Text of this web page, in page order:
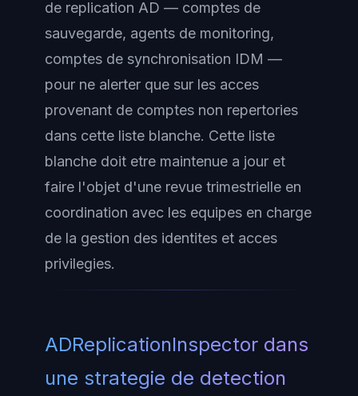
de replication AD — comptes de
sauvegarde, agents de monitoring,
comptes de synchronisation IDM —
pour ne alerter que sur les acces
provenant de comptes non repertories
dans cette liste blanche. Cette liste
blanche doit etre maintenue a jour et
faire l'objet d'une revue trimestrielle en
coordination avec les equipes en charge
de la gestion des identites et acces
privilegies.
ADReplicationInspector dans
une strategie de detection